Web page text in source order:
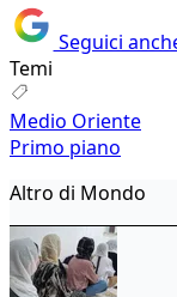
Seguici
Temi
Medio Oriente
Primo piano
Altro di Mondo